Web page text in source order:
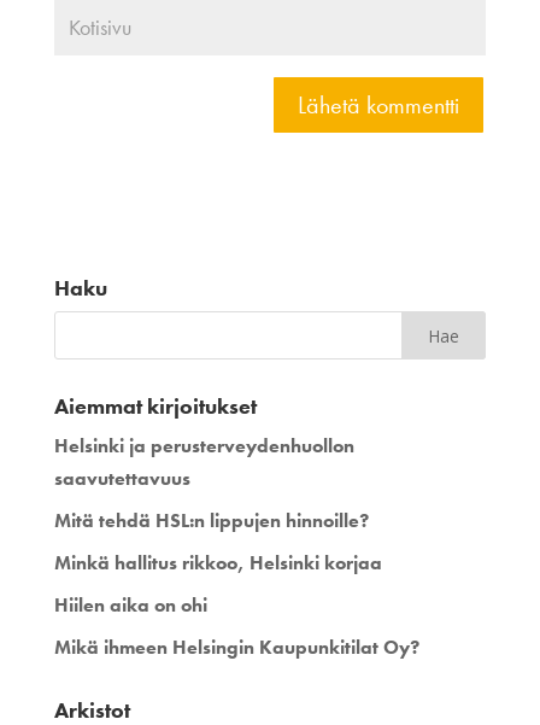
Haku
Aiemmat kirjoitukset
Helsinki ja perusterveydenhuollon
saavutettavuus
Mitä tehdä HSL:n lippujen hinnoille?
Minkä hallitus rikkoo, Helsinki korjaa
Hiilen aika on ohi
Mikä ihmeen Helsingin Kaupunkitilat Oy?
Arkistot